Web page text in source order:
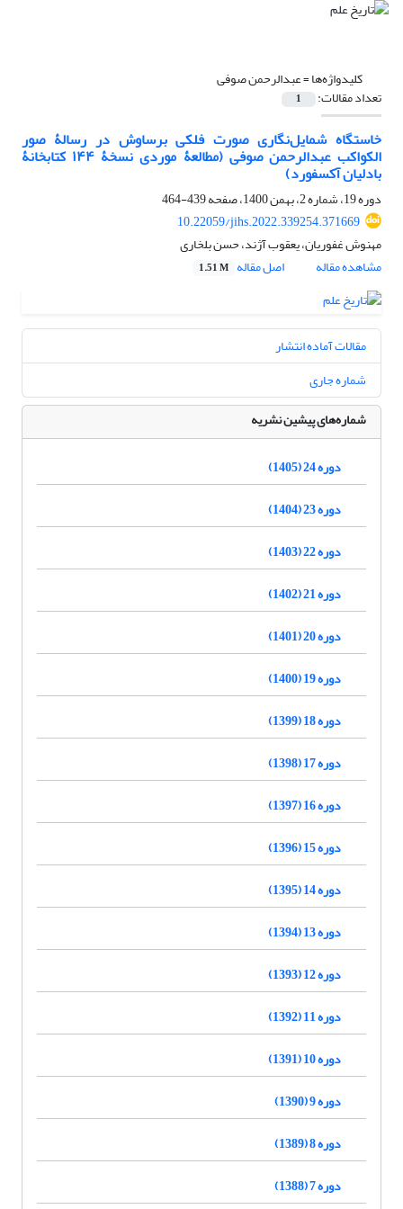
کلیدواژه‌ها =عبدالرحمن صوفی
تعداد مقالات: 1
خاستگاه شمایل‌‌نگاری صورت فلکی برساوش در رسالۀ صور
الکواکب عبدالرحمن صوفی (مطالعۀ موردی نسخۀ ۱۴۴ کتابخانۀ
بادلیان آکسفورد)
دوره 19، شماره 2، بهمن 1400، صفحه
439-464
10.22059/jihs.2022.339254.371669
مهنوش غفوریان، یعقوب آژند، حسن بلخاری
مشاهده مقاله
اصل مقاله 1.51 M
مقالات آماده انتشار
شماره جاری
شماره‌های پیشین نشریه
دوره 24 (1405)
دوره 23 (1404)
دوره 22 (1403)
دوره 21 (1402)
دوره 20 (1401)
دوره 19 (1400)
دوره 18 (1399)
دوره 17 (1398)
دوره 16 (1397)
دوره 15 (1396)
دوره 14 (1395)
دوره 13 (1394)
دوره 12 (1393)
دوره 11 (1392)
دوره 10 (1391)
دوره 9 (1390)
دوره 8 (1389)
دوره 7 (1388)